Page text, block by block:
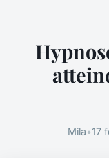
Mila•17